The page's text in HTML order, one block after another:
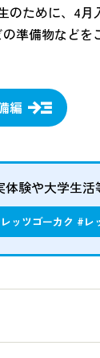
のために、4
準備物など
編
験や大学生
ッツゴーカク #レ